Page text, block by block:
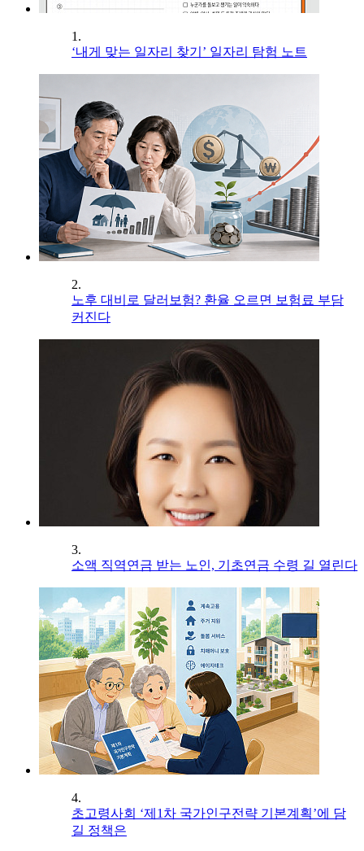
1.
‘내게 맞는 일자리 찾기’ 일자리 탐험 노트
2.
노후 대비로 달러보험? 환율 오르면 보험료 부담
커진다
3.
소액 직역연금 받는 노인, 기초연금 수령 길 열린다
4.
초고령사회 ‘제1차 국가인구전략 기본계획’에 담
길 정책은